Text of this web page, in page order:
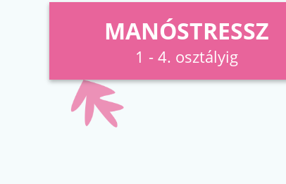
MANÓSTRESSZ
1 - 4. osztályig